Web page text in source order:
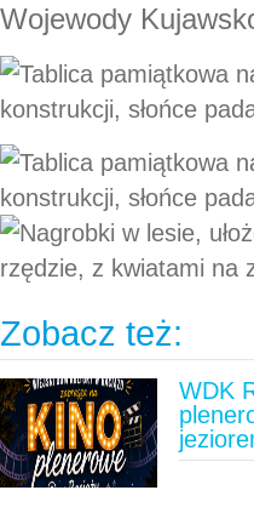
Wojewody
Zobacz też:
WDK